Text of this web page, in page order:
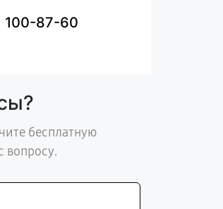
100-87-60
бесплатную
вопросу.